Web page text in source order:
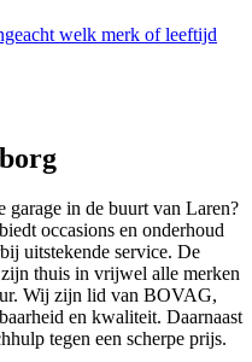
welk merk of leeftijd
garage in de buurt van Laren?
occasions en onderhoud
uitstekende service. De
thuis in vrijwel alle merken
Wij zijn lid van BOVAG,
en kwaliteit. Daarnaast
tegen een scherpe prijs.